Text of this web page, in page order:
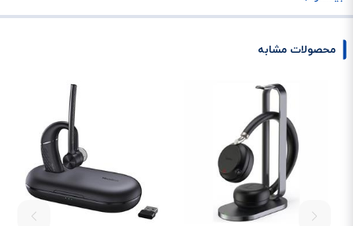
محصولات مشابه